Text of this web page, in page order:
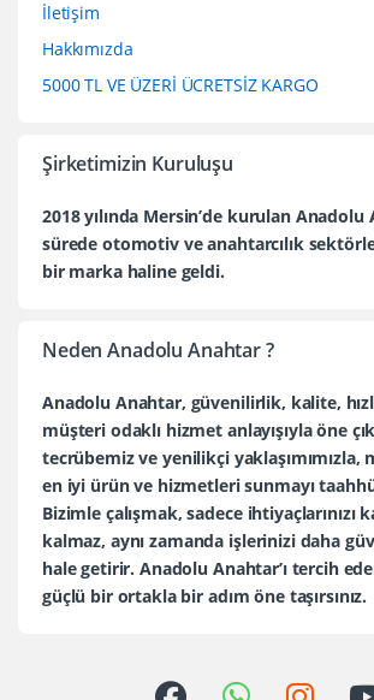
İletişim
Hakkımızda
5000 TL VE ÜZERİ ÜCRETSİZ KARGO
Şirketimizin Kuruluşu
2018 yılında Mersin’de kurulan Anadolu
sürede otomotiv ve anahtarcılık
bir marka haline geldi.
Neden Anadolu Anahtar ?
Anadolu Anahtar, güvenilirlik, kalite,
müşteri odaklı hizmet anlayışıyla öne
tecrübemiz ve yenilikçi yaklaşımımızla,
en iyi ürün ve hizmetleri sunmayı
Bizimle çalışmak, sadece ihtiyaçlarınızı
kalmaz, aynı zamanda işlerinizi daha
hale getirir. Anadolu Anahtar’ı tercih
güçlü bir ortakla bir adım öne taşırsınız.